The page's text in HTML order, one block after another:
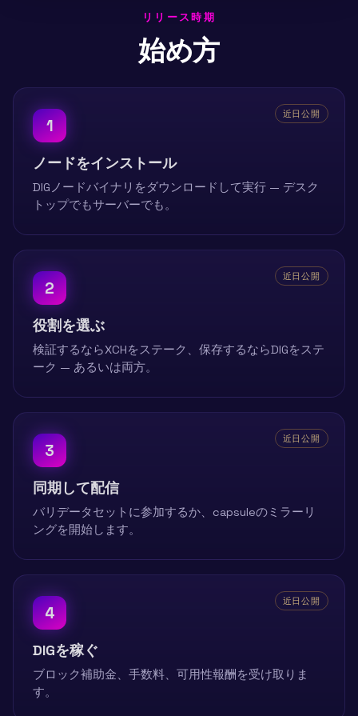
リリース時期
始め方
近日公開
1
ノードをインストール
DIGノードバイナリをダウンロードして実行 — デスク
トップでもサーバーでも。
近日公開
2
役割を選ぶ
検証するならXCHをステーク、保存するならDIGをステ
ーク — あるいは両方。
近日公開
3
同期して配信
バリデータセットに参加するか、capsuleのミラーリ
ングを開始します。
近日公開
4
DIGを稼ぐ
ブロック補助金、手数料、可用性報酬を受け取りま
す。